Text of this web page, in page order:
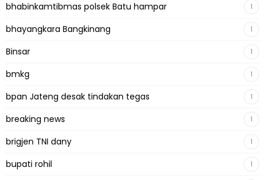
bhabinkamtibmas polsek Batu hampar 1
bhayangkara Bangkinang 1
Binsar 1
bmkg 1
bpan Jateng desak tindakan tegas 1
breaking news 1
brigjen TNI dany 1
bupati rohil 1